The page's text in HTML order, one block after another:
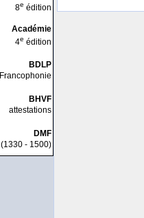
8e édition
Académie
4e édition
BDLP
Francophonie
BHVF
attestations
DMF
(1330 - 1500)